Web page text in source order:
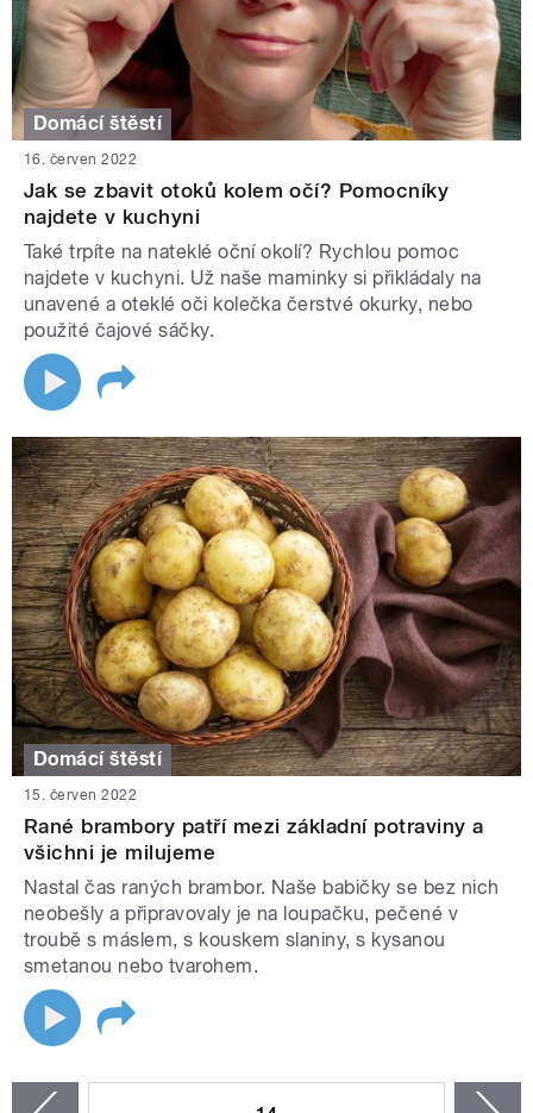
Domácí štěstí
16. červen 2022
Jak se zbavit otoků kolem očí? Pomocníky
najdete v kuchyni
Také trpíte na nateklé oční okolí? Rychlou pomoc
najdete v kuchyni. Už naše maminky si přikládaly na
unavené a oteklé oči kolečka čerstvé okurky, nebo
použité čajové sáčky.
Domácí štěstí
15. červen 2022
Rané brambory patří mezi základní potraviny a
všichni je milujeme
Nastal čas raných brambor. Naše babičky se bez nich
neobešly a připravovaly je na loupačku, pečené v
troubě s máslem, s kouskem slaniny, s kysanou
smetanou nebo tvarohem.